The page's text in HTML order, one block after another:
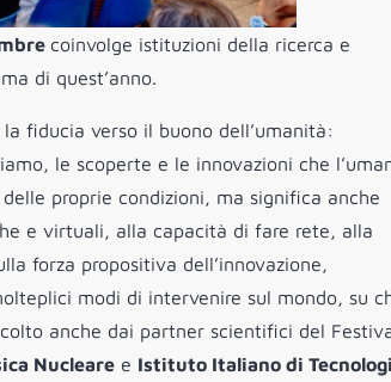
coinvolge istituzioni della ricerca e
di quest’anno.
fiducia verso il buono dell’umanità:
le scoperte e le innovazioni che
proprie condizioni, ma significa anche
e virtuali, alla capacità di fare rete, alla
forza propositiva dell’innovazione,
modi di intervenire sul mondo, su
anche dai partner scientifici del
Nucleare e Istituto Italiano di